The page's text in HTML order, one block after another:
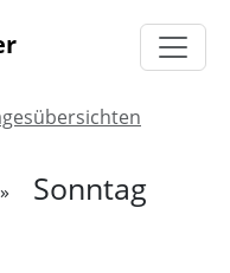
»
Sonntag